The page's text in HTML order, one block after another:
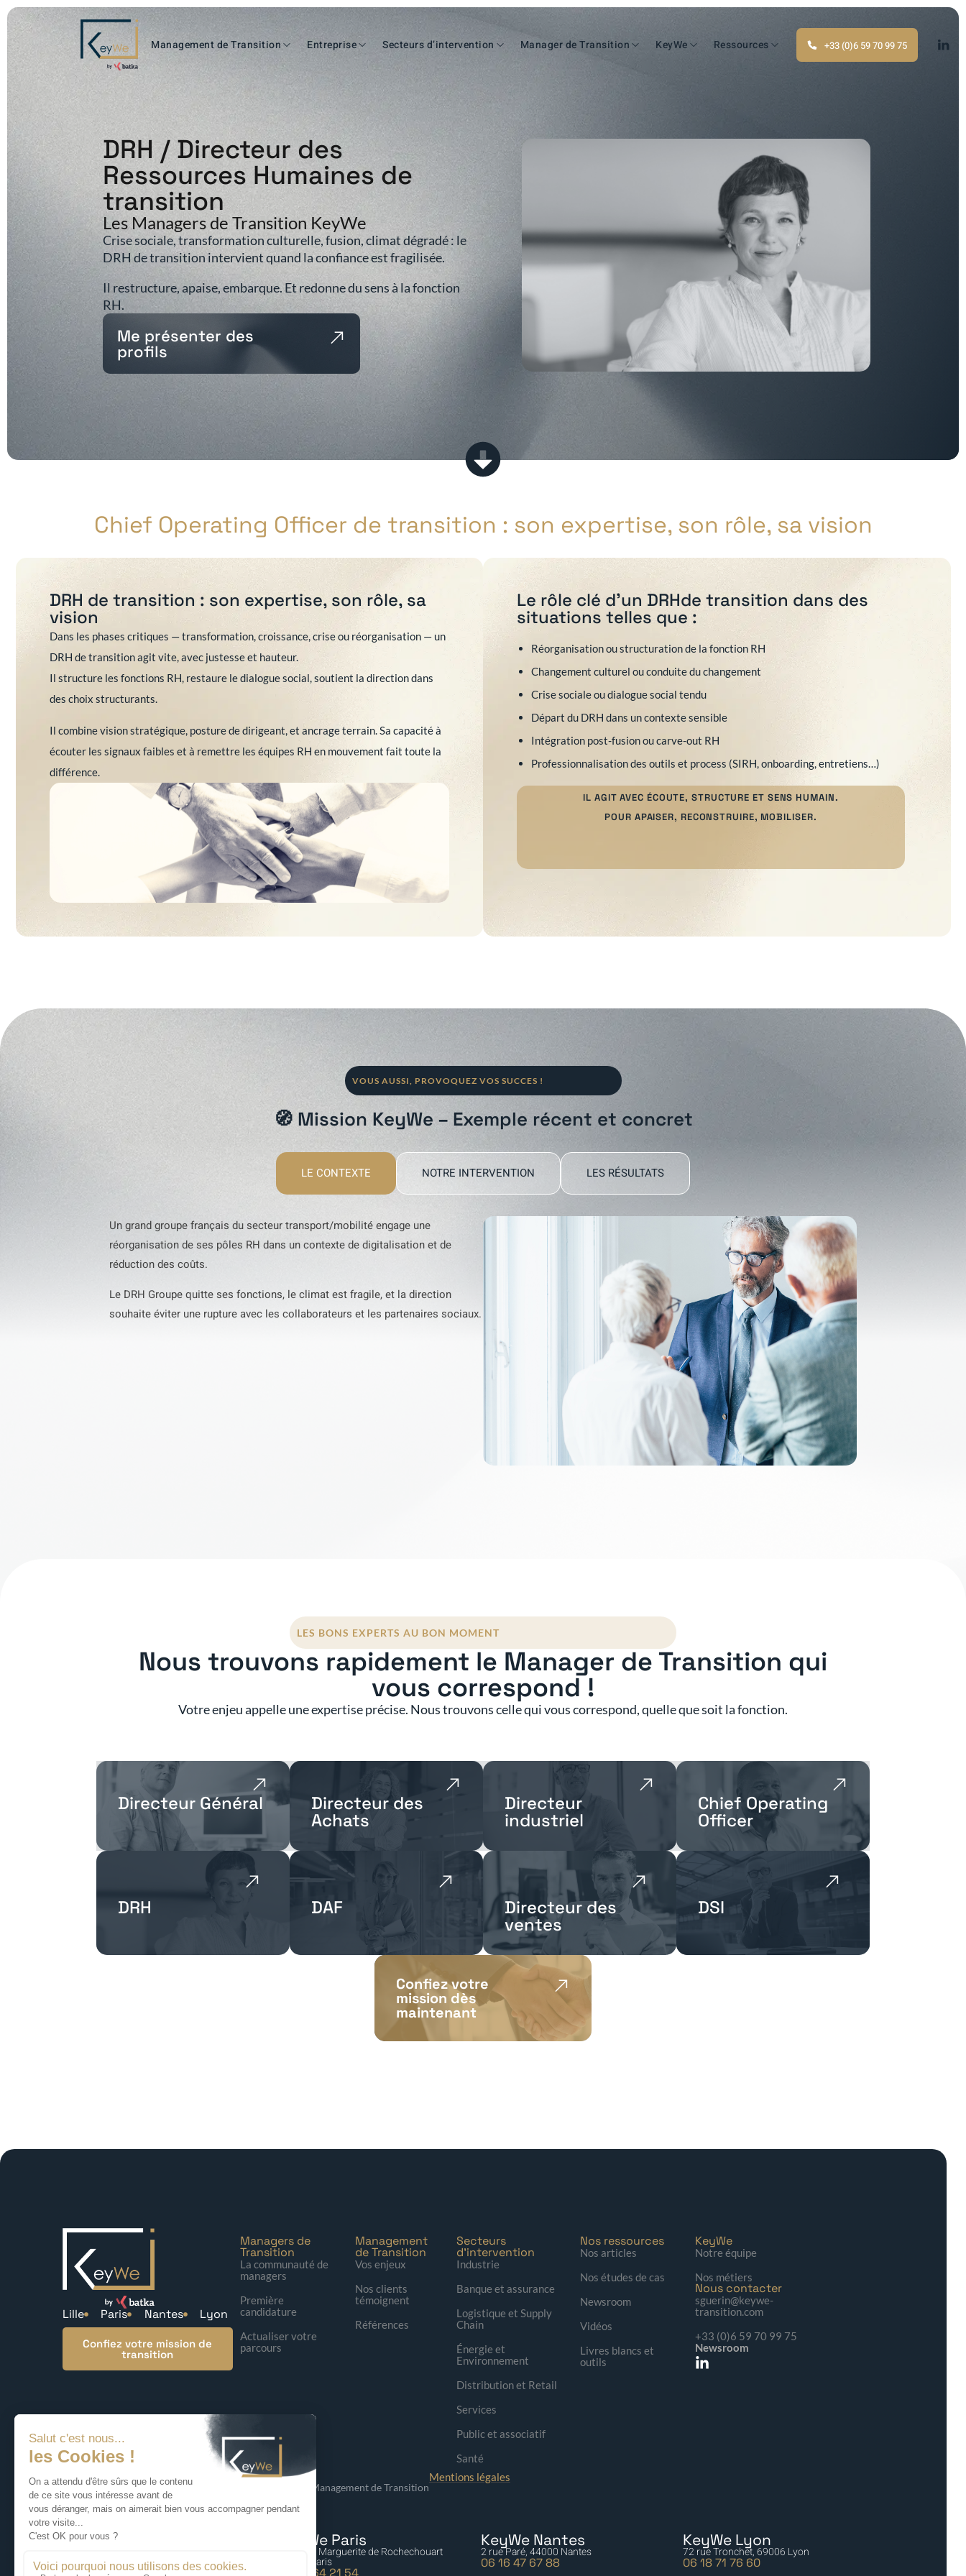
Management de Transition Entreprise Secteurs d’intervention Manager de Transition KeyWe Ressources +33 (0)6 59 70 99 75
DRH / Directeur des
Ressources Humaines de
transition
Les Managers de Transition KeyWe
Crise sociale, transformation culturelle, fusion, climat dégradé : le
DRH de transition intervient quand la confiance est fragilisée.
Il restructure, apaise, embarque. Et redonne du sens à la fonction
RH.
Me présenter des
profils
Chief Operating Officer de transition : son expertise, son rôle, sa vision
DRH de transition : son expertise, son rôle, sa
vision
Dans les phases critiques — transformation, croissance, crise ou réorganisation — un
DRH de transition agit vite, avec justesse et hauteur.
Il structure les fonctions RH, restaure le dialogue social, soutient la direction dans
des choix structurants.
Il combine vision stratégique, posture de dirigeant, et ancrage terrain. Sa capacité à
écouter les signaux faibles et à remettre les équipes RH en mouvement fait toute la
différence.
Le rôle clé d’un DRHde transition dans des
situations telles que :
Réorganisation ou structuration de la fonction RH
Changement culturel ou conduite du changement
Crise sociale ou dialogue social tendu
Départ du DRH dans un contexte sensible
Intégration post-fusion ou carve-out RH
Professionnalisation des outils et process (SIRH, onboarding, entretiens…)
IL AGIT AVEC ÉCOUTE, STRUCTURE ET SENS HUMAIN.
POUR APAISER, RECONSTRUIRE, MOBILISER.
VOUS AUSSI, PROVOQUEZ VOS SUCCES !
🧭 Mission KeyWe – Exemple récent et concret
LE CONTEXTE NOTRE INTERVENTION LES RÉSULTATS
Un grand groupe français du secteur transport/mobilité engage une
réorganisation de ses pôles RH dans un contexte de digitalisation et de
réduction des coûts.
Le DRH Groupe quitte ses fonctions, le climat est fragile, et la direction
souhaite éviter une rupture avec les collaborateurs et les partenaires sociaux.
LES BONS EXPERTS AU BON MOMENT
Nous trouvons rapidement le Manager de Transition qui
vous correspond !
Votre enjeu appelle une expertise précise. Nous trouvons celle qui vous correspond, quelle que soit la fonction.
Directeur Général Directeur des
Achats
Directeur
industriel
Chief Operating
Officer
DRH DAF Directeur des
ventes
DSI
Confiez votre
mission dès
maintenant
Lille Paris Nantes Lyon
Confiez votre mission de
transition
Managers de
Transition
La communauté de
managers
Première
candidature
Actualiser votre
parcours
Management
de Transition
Vos enjeux
Nos clients
témoignent
Références
Secteurs
d'intervention
Industrie
Banque et assurance
Logistique et Supply
Chain
Énergie et
Environnement
Distribution et Retail
Services
Public et associatif
Santé
Nos ressources
Nos articles
Nos études de cas
Newsroom
Vidéos
Livres blancs et
outils
KeyWe
Notre équipe
Nos métiers
Nous contacter
sguerin@keywe-
transition.com
+33 (0)6 59 70 99 75
Newsroom
© 2026 KeyWe – Management de Transition
Mentions légales
KeyWe Lille
Baoreul
06 59 70 99 75
KeyWe Paris
5 bis rue Marguerite de Rochechouart
75009 Paris
06 77 64 21 54
KeyWe Nantes
2 rue Paré, 44000 Nantes
06 16 47 67 88
KeyWe Lyon
72 rue Tronchet, 69006 Lyon
06 18 71 76 60